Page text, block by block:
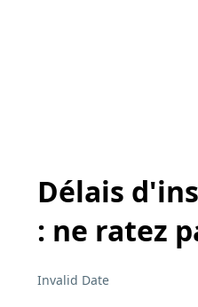
Délais
: ne ratez
Invalid Date